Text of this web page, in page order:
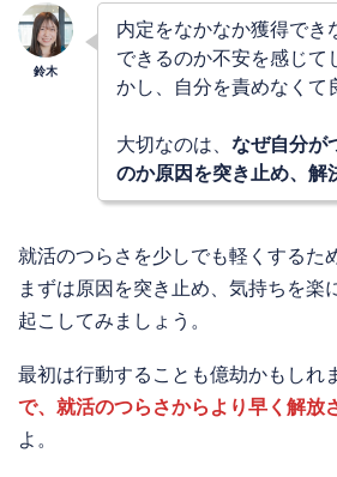
内定をなかなか獲得でき
できるのか不安を感じて
かし、自分を責めなくて
大切なのは、 なぜ自分が
のか原因を突き止め、解
就活のつらさを少しでも軽くするた
まずは原因を突き止め、気持ちを楽
起こしてみましょう。
最初は行動することも億劫かもしれ
で、就活のつらさからより早く解放
よ。